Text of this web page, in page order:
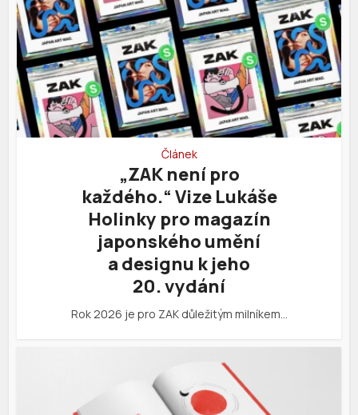
Článek
„ZAK není pro
každého.“ Vize Lukáše
Holinky pro magazín
japonského umění
a designu k jeho
20. vydání
Rok 2026 je pro ZAK důležitým milníkem…